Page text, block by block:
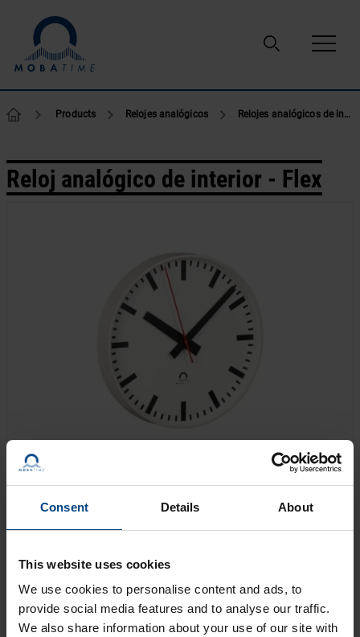
Consent Details About
This website uses cookies
We use cookies to personalise content and ads, to
provide social media features and to analyse our traffic.
We also share information about your use of our site with
Products Relojes analógicos Relojes analógicos de interior
Reloj analógico de interior - Flex
El nombre Flex es sinónimo de excelente flexibilidad e
innumerables posibilidades. Flex se adapta a
con los requisitos técnicos de funcionamiento, los
códigos horarios, las opciones de instalación o el